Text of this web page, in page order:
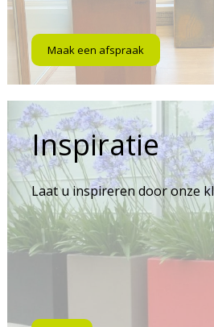
Maak een afspraak
Inspiratie
Laat u inspireren door onze